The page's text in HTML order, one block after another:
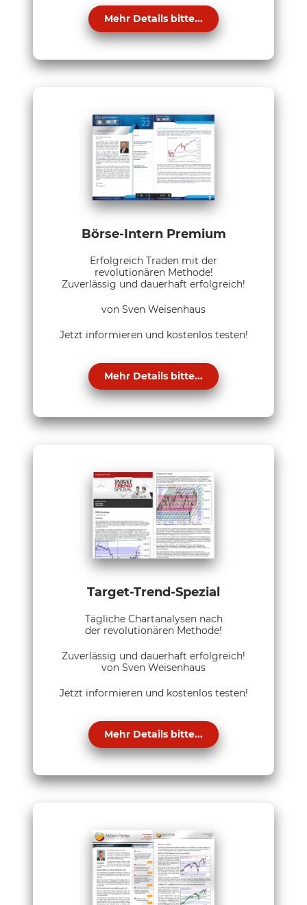
Mehr Details bitte...
Börse-Intern Premium
Erfolgreich Traden mit der
revolutionären Methode!
Zuverlässig und dauerhaft erfolgreich!
von Sven Weisenhaus
Jetzt informieren und kostenlos testen!
Mehr Details bitte...
Target-Trend-Spezial
Tägliche Chartanalysen nach
der revolutionären Methode!
Zuverlässig und dauerhaft erfolgreich!
von Sven Weisenhaus
Jetzt informieren und kostenlos testen!
Mehr Details bitte...